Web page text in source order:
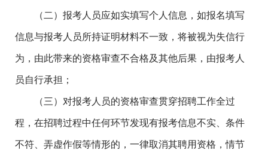
（二）报考人员应如实填写个人信息，如报名填写
信息与报考人员所持证明材料不一致，将被视为失信行
为，由此带来的资格审查不合格及其他后果，由报考人
员自行承担；
（三）对报考人员的资格审查贯穿招聘工作全过
程，在招聘过程中任何环节发现有报考信息不实、条件
不符、弄虚作假等情形的，一律取消其聘用资格，情节